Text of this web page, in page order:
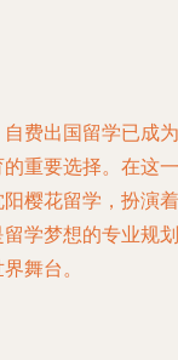
费出国留学已成为
重要选择。在这一
樱花留学，扮演着
学梦想的专业规划
舞台。